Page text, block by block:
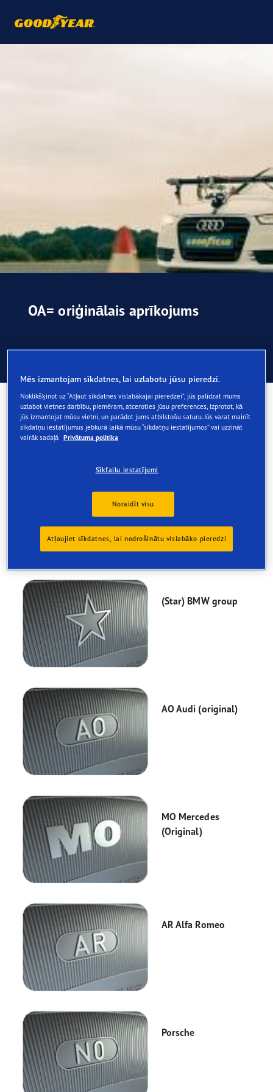
OA= oriģinālais aprīkojums
Ko nozīmē OA riepu
marķējums?
Lai norādītu, ka nomaiņas riepas ir izstrādātas atbilstoši
izvietots OA reljefa marķējums, kurā savukārt norādīts
automobiļu ražotājs, kuram tika izstrādātas šīs riepas.
„Goodyear” ir viens no vadošajiem zīmoliem OA jomā, un
tas ir ieguvis vairāk kā 600 oriģinālā aprīkojuma
(Star) BMW group
AO Audi (original)
MO Mercedes
(Original)
AR Alfa Romeo
Porsche
Mēs izmantojam sīkdatnes, lai uzlabotu jūsu pieredzi.
Noklikšķinot uz “Atļaut sīkdatnes vislabākajai pieredzei”, jūs palīdzat mums
uzlabot vietnes darbību, piemēram, atceroties jūsu preferences, izprotot, kā
jūs izmantojat mūsu vietni, un parādot jums atbilstošu saturu. Jūs varat mainīt
sīkdatņu iestatījumus jebkurā laikā mūsu “sīkdatņu iestatījumos” vai uzzināt
vairāk sadaļā Privātuma politika
Sīkfailu iestatījumi
Noraidīt visu
Atļaujiet sīkdatnes, lai nodrošinātu vislabāko pieredzi